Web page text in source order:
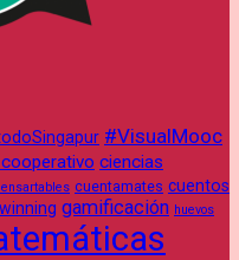
#VisualMooc
ciencias
cuentamates cuentos
gamificación huevos